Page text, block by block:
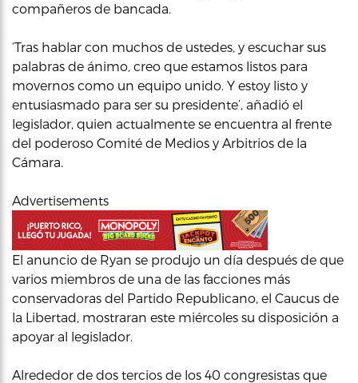
compañeros de bancada.
‘Tras hablar con muchos de ustedes, y escuchar sus
palabras de ánimo, creo que estamos listos para
movernos como un equipo unido. Y estoy listo y
entusiasmado para ser su presidente’, añadió el
legislador, quien actualmente se encuentra al frente
del poderoso Comité de Medios y Arbitrios de la
Cámara.
Advertisements
El anuncio de Ryan se produjo un día después de que
varios miembros de una de las facciones más
conservadoras del Partido Republicano, el Caucus de
la Libertad, mostraran este miércoles su disposición a
apoyar al legislador.
Alrededor de dos tercios de los 40 congresistas que